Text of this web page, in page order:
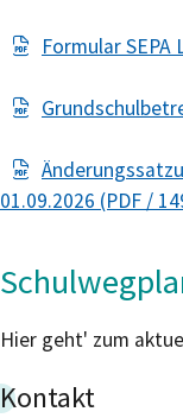
Formular
01.09.2026 (PDF /
Hier geht' zum
Kontakt